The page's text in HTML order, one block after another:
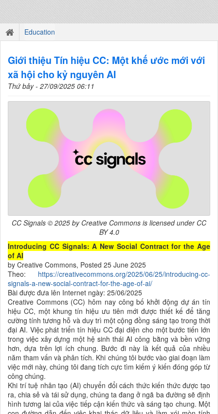
Education
Giới thiệu Tín hiệu CC: Một khế ước mới với
xã hội cho kỷ nguyên AI
Thứ bảy - 27/09/2025 06:11
CC Signals © 2025 by Creative Commons is licensed under CC
BY 4.0
Introducing CC Signals: A New Social Contract for the Age
of AI
by Creative Commons, Posted 25 June 2025
Theo: https://creativecommons.org/2025/06/25/introducing-cc-
signals-a-new-social-contract-for-the-age-of-ai/
Bài được đưa lên Internet ngày: 25/06/2025
Creative Commons (CC) hôm nay công bố khởi động dự án tín
hiệu CC, một khung tín hiệu ưu tiên mới được thiết kế để tăng
cường tính tương hỗ và duy trì một cộng đồng sáng tạo trong thời
đại AI. Việc phát triển tín hiệu CC đại diện cho một bước tiến lớn
trong việc xây dựng một hệ sinh thái AI công bằng và bền vững
hơn, dựa trên lợi ích chung. Bước đi này là kết quả của nhiều
năm tham vấn và phân tích. Khi chúng tôi bước vào giai đoạn làm
việc mới này, chúng tôi đang tích cực tìm kiếm ý kiến đóng góp từ
công chúng.
Khi trí tuệ nhân tạo (AI) chuyển đổi cách thức kiến thức được tạo
ra, chia sẻ và tái sử dụng, chúng ta đang ở ngã ba đường sẽ định
hình tương lai của việc tiếp cận kiến thức và sáng tạo chung. Một